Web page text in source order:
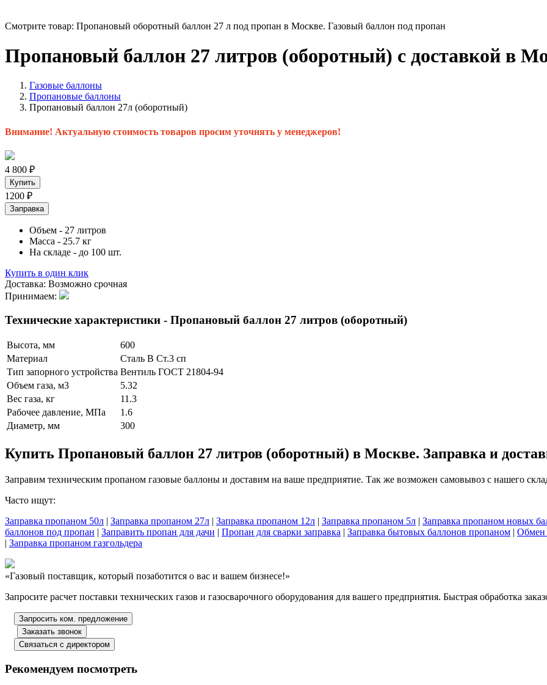
Смотрите товар: Пропановый оборотный баллон 27 л под пропан в Москве. Газовый баллон под пропан
Пропановый баллон 27 литров (оборотный) с доставкой в
Газовые баллоны
Пропановые баллоны
Пропановый баллон 27л (оборотный)
Внимание! Актуальную стоимость товаров просим уточнять у менеджеров!
4 800 ₽
Купить
1200 ₽
Заправка
Объем - 27 литров
Масса - 25.7 кг
На складе - до 100 шт.
Купить в один клик
Доставка: Возможно срочная
Принимаем:
Технические характеристики - Пропановый баллон 27 литров (оборотный)
Высота, мм
600
Материал
Сталь В Ст.3 сп
Тип запорного устройства Вентиль ГОСТ 21804-94
Объем газа, м3
5.32
Вес газа, кг
11.3
Рабочее давление, МПа
1.6
Диаметр, мм
300
Купить Пропановый баллон 27 литров (оборотный) в Москве. Заправка и
Заправим техническим пропаном газовые баллоны и доставим на ваше предприятие. Так же возможен самовывоз с нашего
Часто ищут:
Заправка пропаном 50л | Заправка пропаном 27л | Заправка пропаном 12л | Заправка пропаном 5л | Заправка пропаном новых
баллонов под пропан | Заправить пропан для дачи | Пропан для сварки заправка | Заправка бытовых баллонов пропаном | Обмен
| Заправка пропаном газгольдера
«Газовый поставщик, который позаботится о вас и вашем бизнесе!»
Запросите расчет поставки технических газов и газосварочного оборудования для вашего предприятия. Быстрая обработка
Запросить ком. предложение
Заказать звонок
Связаться с директором
Рекомендуем посмотреть